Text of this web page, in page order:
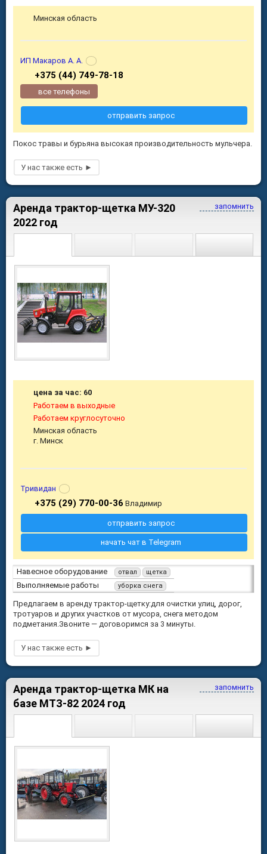
Покос травы и бурьяна высокая производительность мульчера.
Минская область
ИП Макаров А. А.
+375 (44) 749-78-18
все телефоны
отправить запрос
запомнить
Аренда трактор-щетка МУ-320
2022 год
Навесное оборудование отвал щетка
Выполняемые работы уборка снега
Предлагаем в аренду трактор-щетку:для очистки улиц, дорог,
тротуаров и других участков от мусора, снега методом
подметания.Звоните — договоримся за 3 минуты.
цена за час: 60
Работаем в выходные
Работаем круглосуточно
Минская область
г. Минск
Тривидан
+375 (29) 770-00-36 Владимир
отправить запрос
начать чат в Telegram
запомнить
Аренда трактор-щетка МК на
базе МТЗ-82 2024 год